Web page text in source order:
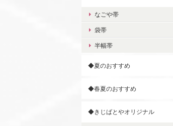
なごや帯
袋帯
半幅帯
◆夏のおすすめ
◆春夏のおすすめ
◆きじばとやオリジナル